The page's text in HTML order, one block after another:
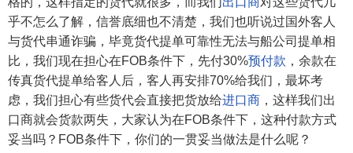
乎不怎么了解，信誉底细也不清楚，我们也听说过国外客人
与货代串通诈骗，毕竟货代提单可靠性无法与船公司提单相
比，我们现在担心在FOB条件下，先付30%预付款 ，余款在
传真货代提单给客人后，客人再安排70%给我们，最坏考
虑，我们担心有些货代会直接把货放给进口商 ，这样我们出
口商就会货款两失，大家认为在FOB条件下，这种付款方式
妥当吗？FOB条件下，你们的一贯妥当做法是什么呢？